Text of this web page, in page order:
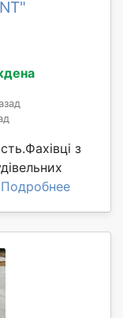
з
Подробнее